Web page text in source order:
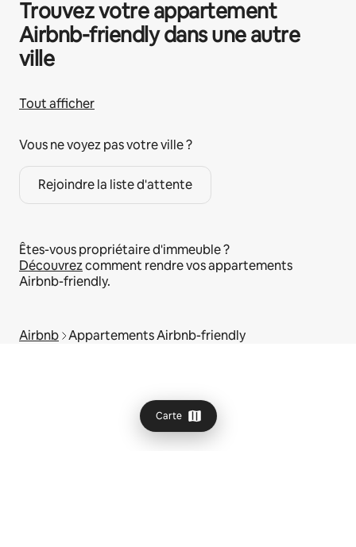
Carte
Trouvez votre appartement
Airbnb-friendly dans une autre
ville
Tout afficher
Vous ne voyez pas votre ville ?
Rejoindre la liste d'attente
Êtes-vous propriétaire d'immeuble ?
Découvrezcomment rendre vos appartements
Airbnb-friendly.
Airbnb Appartements Airbnb-friendly